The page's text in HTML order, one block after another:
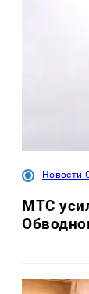
Новости
МТС